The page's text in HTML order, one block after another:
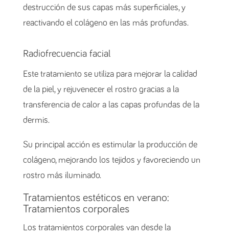
destrucción de sus capas más superficiales, y
reactivando el colágeno en las más profundas.
Radiofrecuencia facial
Este tratamiento se utiliza para mejorar la calidad
de la piel, y rejuvenecer el rostro gracias a la
transferencia de calor a las capas profundas de la
dermis.
Su principal acción es estimular la producción de
colágeno, mejorando los tejidos y favoreciendo un
rostro más iluminado.
Tratamientos estéticos en verano:
Tratamientos corporales
Los tratamientos corporales van desde la